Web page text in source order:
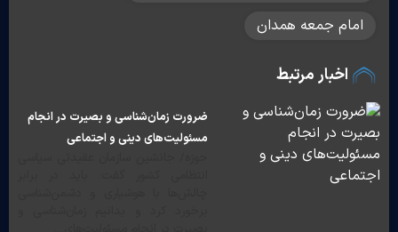
امام جمعه همدان
اخبار مرتبط
ضرورت زمان‌شناسی و بصیرت در انجام
مسئولیت‌های دینی و اجتماعی